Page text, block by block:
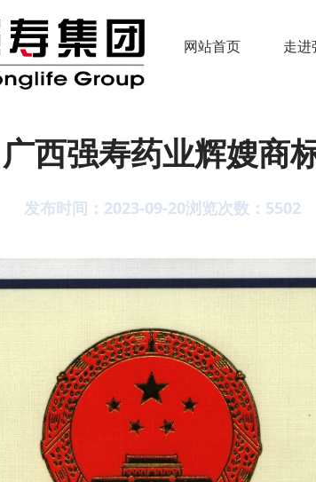
网站首页 走进
广西强寿药业辉嫂商
发布时间：2023-09-20浏览次数： 5502